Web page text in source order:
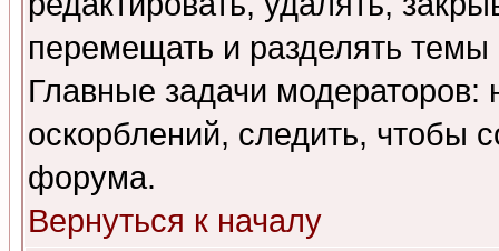
перемещать и разделять
Главные задачи
оскорблений, следить, чтобы
форума.
Вернуться к началу